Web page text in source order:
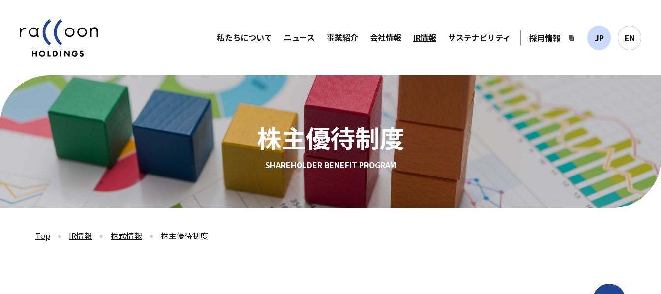
私たちについて ニュース 事業紹介 会社情報 IR情報 サステナビリティ 採用情報 JP EN
株主優待制度
SHAREHOLDER BENEFIT PROGRAM
Top IR情報 株式情報 株主優待制度